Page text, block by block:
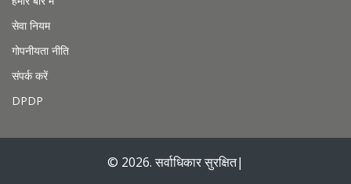
सेवा नियम
गोपनीयता नीति
संपर्क करें
DPDP
© 2026. सर्वाधिकार सुरक्षित|